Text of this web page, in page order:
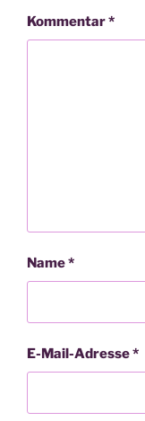
Kommentar*
Name*
E-Mail-Adresse*